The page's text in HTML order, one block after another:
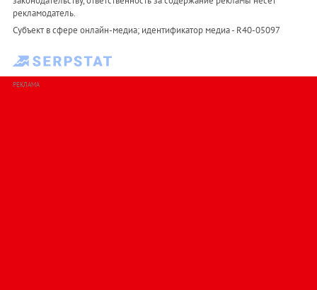
рекламодатель.
Субъект в сфере онлайн-медиа; идентификатор медиа - R40-05097
РЕКЛАМА